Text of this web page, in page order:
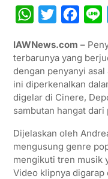
W
a
t
s
A
p
i
t
t
e
c
e
b
o
k
n
e
IAWNews.com –
terbarunya yang
dengan penyanyi asal
ini diperkenalkan
digelar di Cinere,
sambutan hangat
Dijelaskan oleh
mengusung genre
mengikuti tren musik
Video klipnya digarap